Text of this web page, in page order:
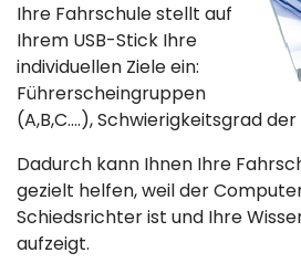
Ihre Fahrschule stellt auf
Ihrem USB-Stick Ihre
individuellen Ziele ein:
Führerscheingruppen
(A,B,C....), Schwierigkeitsgrad
Dadurch kann Ihnen Ihre
gezielt helfen, weil der
Schiedsrichter ist und Ihre
aufzeigt.